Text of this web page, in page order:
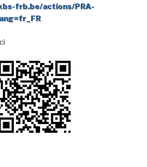
frb.be/actions/PRA-